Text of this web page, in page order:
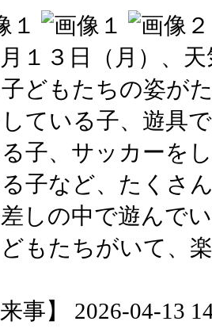
１３日（月）、
どもたちの姿が
ている子、遊具
子、サッカーを
子など、たくさ
しの中で遊んで
もたちがいて、
来事】 2026-04-13